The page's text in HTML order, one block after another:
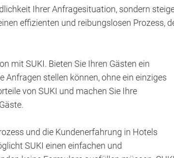
Ihrer Anfragesituation, sondern
effizienten und reibungslosen Prozess,
mit SUKI. Bieten Sie Ihren Gästen ein
stellen können, ohne ein einziges
von SUKI und machen Sie Ihre
und die Kundenerfahrung in Hotels
SUKI einen einfachen und